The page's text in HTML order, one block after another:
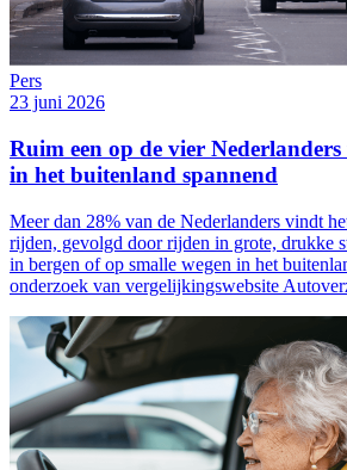
Pers
23 juni 2026
Ruim een op de vier
in het buitenland spannend
Meer dan 28% van de Nederlanders vindt
rijden, gevolgd door rijden in grote, drukke
in bergen of op smalle wegen in het
onderzoek van vergelijkingswebsite